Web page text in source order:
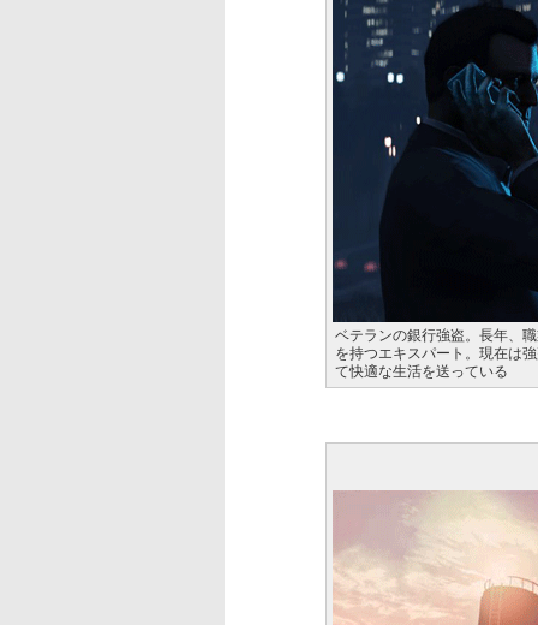
ベテランの銀行強盗。長年、
を持つエキスパート。現在は
て快適な生活を送っている